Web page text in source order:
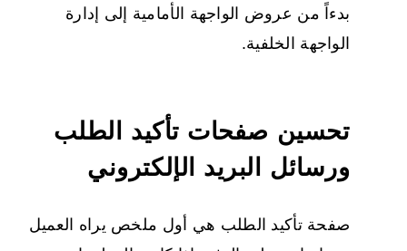
بدءاً من عروض الواجهة الأمامية إلى إدارة
الواجهة الخلفية.
تحسين صفحات تأكيد الطلب
ورسائل البريد الإلكتروني
صفحة تأكيد الطلب هي أول ملخص يراه العميل